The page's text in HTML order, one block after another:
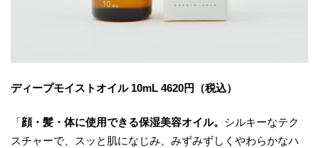
ディープモイストオイル 10mL 4620円（税込）
「顔・髪・体に使用できる保湿美容オイル。 シルキーなテク
スチャーで、スッと肌になじみ、みずみずしくやわらかなハ